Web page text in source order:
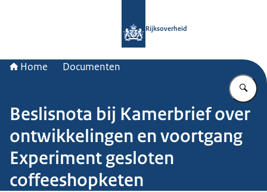
Rijksoverheid
Home Documenten
Beslisnota bij Kamerbrief over
ontwikkelingen en voortgang
Experiment gesloten
coffeeshopketen